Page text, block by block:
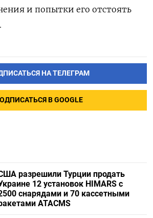
и попытки его отстоять
НА ТЕЛЕГРАМ
В GOOGLE
разрешили Турции продать
12 установок HIMARS с
снарядами и 70 кассетными
ATACMS